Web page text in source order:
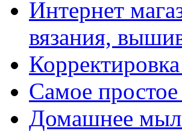
Интернет
вязания,
Самое
Домашнее